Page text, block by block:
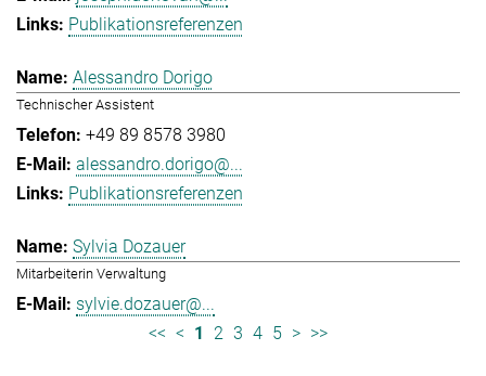
Publikationsreferenzen
Alessandro Dorigo
Technischer Assistent
+49 89 8578 3980
alessandro.dorigo@...
Publikationsreferenzen
Sylvia Dozauer
Mitarbeiterin Verwaltung
sylvie.dozauer@...
<< < 1 2 3 4 5 > >>